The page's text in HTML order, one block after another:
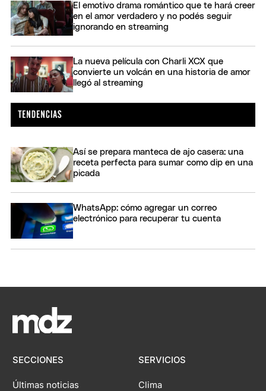
El emotivo drama romántico que te hará creer
en el amor verdadero y no podés seguir
ignorando en streaming
La nueva película con Charli XCX que
convierte un volcán en una historia de amor
llegó al streaming
Así se prepara manteca de ajo casera: una
receta perfecta para sumar como dip en una
picada
WhatsApp: cómo agregar un correo
electrónico para recuperar tu cuenta
SECCIONES
Últimas noticias
SERVICIOS
Clima